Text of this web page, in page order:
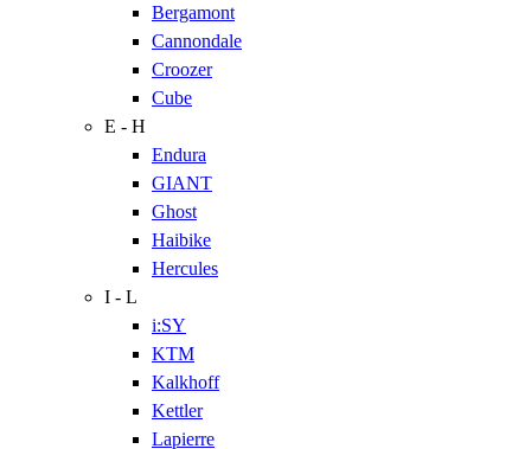
Bergamont
Cannondale
Croozer
Cube
E - H
Endura
GIANT
Ghost
Haibike
Hercules
I - L
i:SY
KTM
Kalkhoff
Kettler
Lapierre